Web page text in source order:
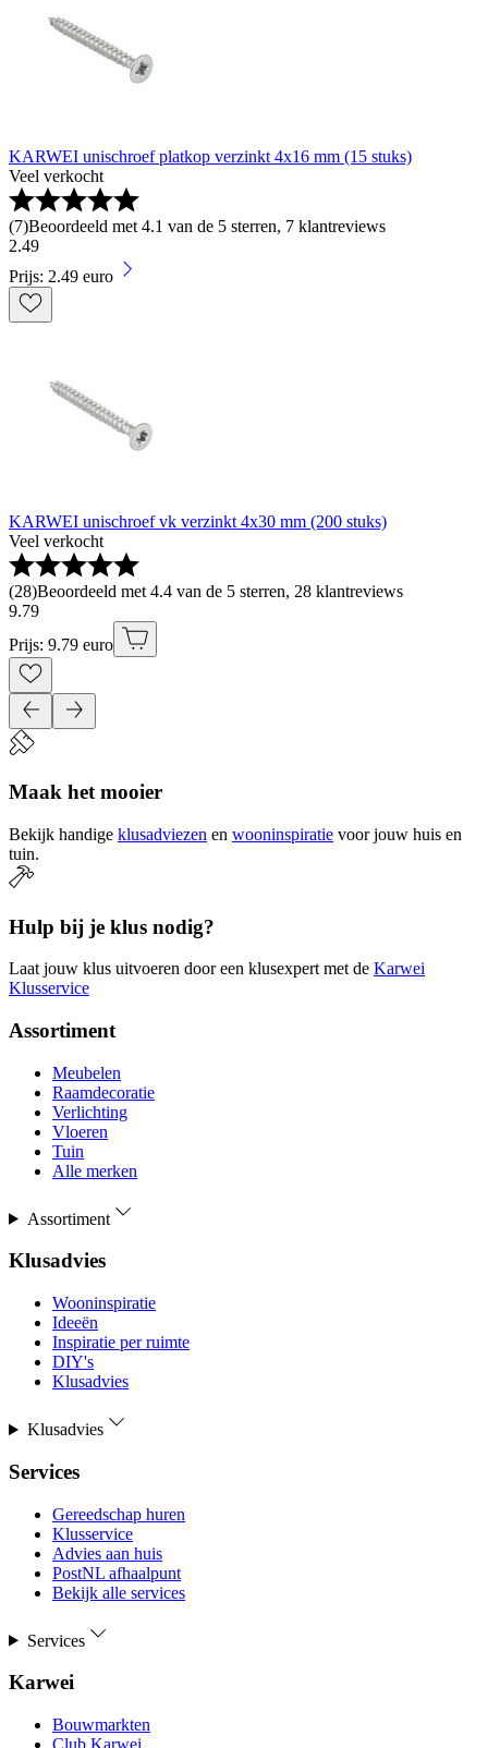
KARWEI unischroef platkop verzinkt 4x16 mm (15 stuks)
Veel verkocht
(7)Beoordeeld met 4.1 van de 5 sterren, 7 klantreviews
2.49
Prijs: 2.49 euro
KARWEI unischroef vk verzinkt 4x30 mm (200 stuks)
Veel verkocht
(28)Beoordeeld met 4.4 van de 5 sterren, 28 klantreviews
9.79
Prijs: 9.79 euro
Maak het mooier
Bekijk handige klusadviezen en wooninspiratie voor jouw huis en
tuin.
Hulp bij je klus nodig?
Laat jouw klus uitvoeren door een klusexpert met de Karwei
Klusservice
Assortiment
Meubelen
Raamdecoratie
Verlichting
Vloeren
Tuin
Alle merken
Assortiment
Klusadvies
Wooninspiratie
Ideeën
Inspiratie per ruimte
DIY's
Klusadvies
Klusadvies
Services
Gereedschap huren
Klusservice
Advies aan huis
PostNL afhaalpunt
Bekijk alle services
Services
Karwei
Bouwmarkten
Club Karwei